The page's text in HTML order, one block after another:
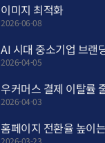
이미지 최적화
2026-06-08
AI 시대 중소기업 브랜
2026-04-05
우커머스 결제 이탈률
2026-04-03
홈페이지 전환율 높이
2026-03-23